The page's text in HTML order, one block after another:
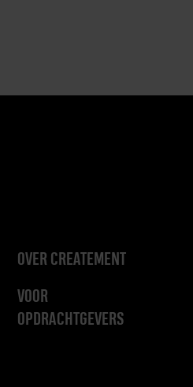
OVER CREATEMENT
VOOR
OPDRACHTGEVERS